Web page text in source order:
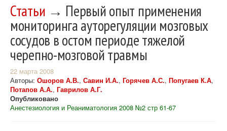
Статьи → Первый опыт применения
мониторинга ауторегуляции мозговых
сосудов в остом периоде тяжелой
черепно-мозговой травмы
22 марта 2008
Авторы: Ошоров А.В., Савин И.А., Горячев А.С., Попугаев К.А,
Потапов А.А., Гаврилов А.Г.
Опубликовано
Анестезиология и Реаниматология 2008 №2 стр 61-67